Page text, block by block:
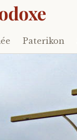
Paterikon